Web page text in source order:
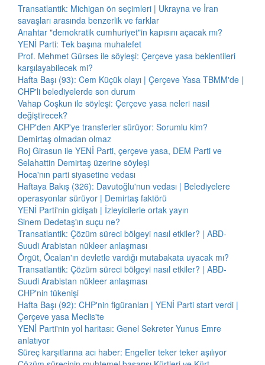
Transatlantik: Michigan ön seçimleri | Ukrayna ve İran
savaşları arasında benzerlik ve farklar
Anahtar "demokratik cumhuriyet"in kapısını açacak mı?
YENİ Parti: Tek başına muhalefet
Prof. Mehmet Gürses ile söyleşi: Çerçeve yasa beklentileri
karşılayabilecek mi?
Hafta Başı (93): Cem Küçük olayı | Çerçeve Yasa TBMM'de |
CHP'li belediyelerde son durum
Vahap Coşkun ile söyleşi: Çerçeve yasa neleri nasıl
değiştirecek?
CHP'den AKP'ye transferler sürüyor: Sorumlu kim?
Demirtaş olmadan olmaz
Roj Girasun ile YENİ Parti, çerçeve yasa, DEM Parti ve
Selahattin Demirtaş üzerine söyleşi
Hoca'nın parti siyasetine vedası
Haftaya Bakış (326): Davutoğlu'nun vedası | Belediyelere
operasyonlar sürüyor | Demirtaş faktörü
YENİ Parti'nin gidişatı | İzleyicilerle ortak yayın
Sinem Dedetaş'ın suçu ne?
Transatlantik: Çözüm süreci bölgeyi nasıl etkiler? | ABD-
Suudi Arabistan nükleer anlaşması
Örgüt, Öcalan'ın devletle vardığı mutabakata uyacak mı?
Transatlantik: Çözüm süreci bölgeyi nasıl etkiler? | ABD-
Suudi Arabistan nükleer anlaşması
CHP'nin tükenişi
Hafta Başı (92): CHP'nin figüranları | YENİ Parti start verdi |
Çerçeve yasa Meclis'te
YENİ Parti'nin yol haritası: Genel Sekreter Yunus Emre
anlatıyor
Süreç karşıtlarına acı haber: Engeller teker teker aşılıyor